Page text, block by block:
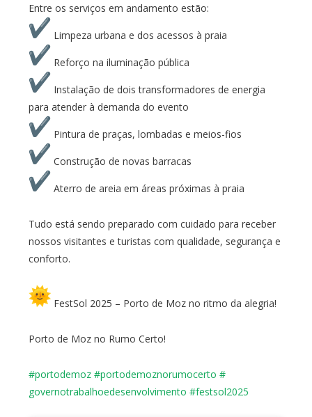
Entre os serviços em andamento estão:
Limpeza urbana e dos acessos à praia
Reforço na iluminação pública
Instalação de dois transformadores de energia
para atender à demanda do evento
Pintura de praças, lombadas e meios-fios
Construção de novas barracas
Aterro de areia em áreas próximas à praia
Tudo está sendo preparado com cuidado para receber
nossos visitantes e turistas com qualidade, segurança e
conforto.
FestSol 2025 – Porto de Moz no ritmo da alegria!
Porto de Moz no Rumo Certo!
#portodemoz #portodemoznorumocerto #
governotrabalhoedesenvolvimento #festsol2025